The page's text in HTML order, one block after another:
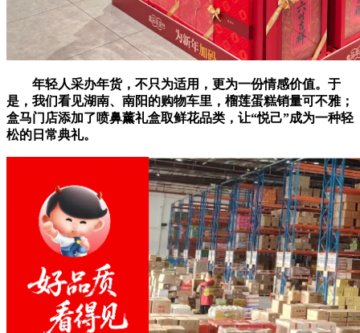
年轻人采办年货，不只为适用，更为一份情感价值。于
是，我们看见湖南、南阳的购物车里，榴莲蛋糕销量可不雅；
盒马门店添加了喷鼻薰礼盒取鲜花品类，让“悦己”成为一种轻
松的日常典礼。